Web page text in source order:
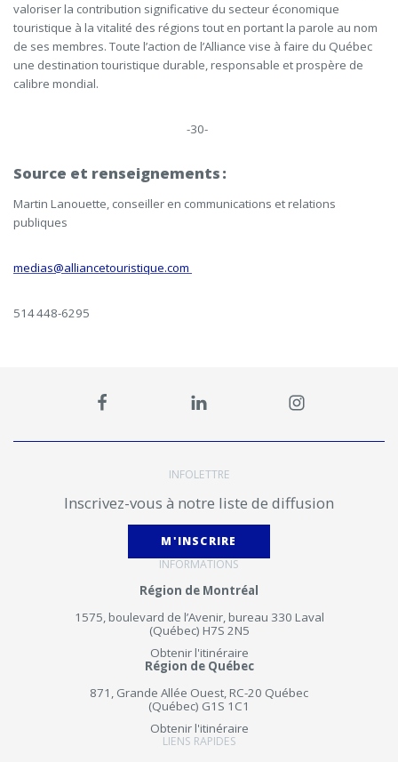
valoriser la contribution significative du secteur économique
touristique à la vitalité des régions tout en portant la parole au nom
de ses membres. Toute l’action de l’Alliance vise à faire du Québec
une destination touristique durable, responsable et prospère de
calibre mondial.
-30-
Source et renseignements:
Martin Lanouette, conseiller en communications et relations
publiques
medias@alliancetouristique.com
514448-6295
INFOLETTRE
Inscrivez-vous à notre liste de diffusion
M'INSCRIRE
INFORMATIONS
Région de Montréal
1575, boulevard de l’Avenir, bureau 330 Laval
(Québec) H7S 2N5
Obtenir l'itinéraire
Région de Québec
871, Grande Allée Ouest, RC-20 Québec
(Québec) G1S 1C1
Obtenir l'itinéraire
LIENS RAPIDES